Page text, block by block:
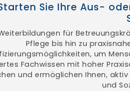
Sie Ihre Aus-
für
Pflege bis hin zu
um
Fachwissen mit hoher
und ermöglichen Ihnen,
und